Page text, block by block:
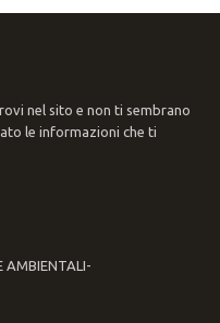
nel sito e non ti sembrano
le informazioni che ti
AMBIENTALI-